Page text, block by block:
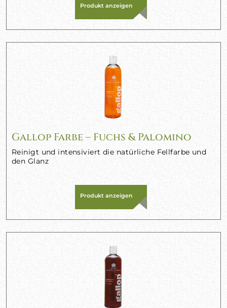
Produkt anzeigen
Gallop Farbe – Fuchs & Palomino
Reinigt und intensiviert die natürliche Fellfarbe und
den Glanz
Produkt anzeigen